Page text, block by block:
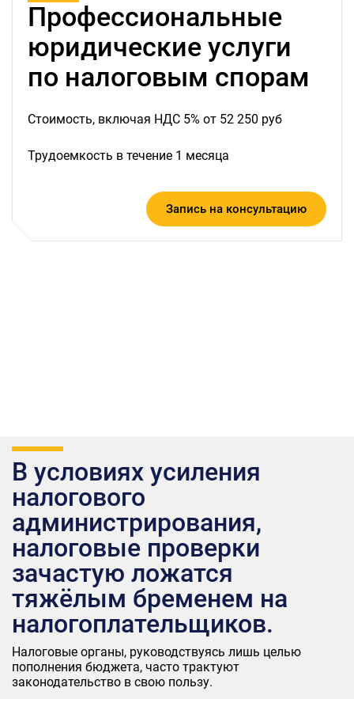
Профессиональные
юридические услуги
по налоговым спорам
Стоимость, включая НДС 5% от 52 250 руб
Трудоемкость в течение 1 месяца
Запись на консультацию
В условиях усиления
налогового
администрирования,
налоговые проверки
зачастую ложатся
тяжёлым бременем на
налогоплательщиков.
Налоговые органы, руководствуясь лишь целью
пополнения бюджета, часто трактуют
законодательство в свою пользу.